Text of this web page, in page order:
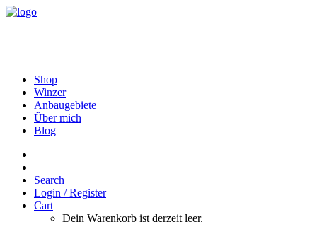
Shop
Winzer
Anbaugebiete
Über mich
Blog
Search
Login / Register
Cart
Dein Warenkorb ist derzeit leer.